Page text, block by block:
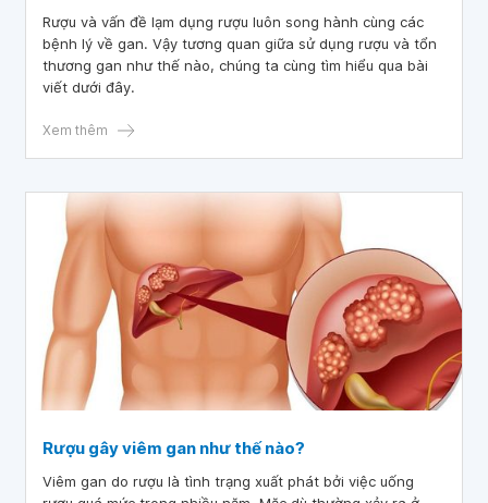
Rượu và vấn đề lạm dụng rượu luôn song hành cùng các
bệnh lý về gan. Vậy tương quan giữa sử dụng rượu và tổn
thương gan như thế nào, chúng ta cùng tìm hiểu qua bài
viết dưới đây.
Xem thêm
Rượu gây viêm gan như thế nào?
Viêm gan do rượu là tình trạng xuất phát bởi việc uống